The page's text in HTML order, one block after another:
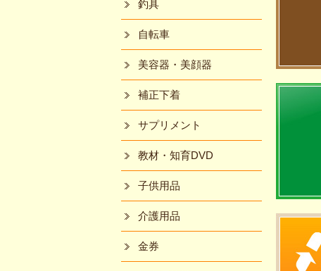
釣具
自転車
美容器・美顔器
補正下着
サプリメント
教材・知育DVD
子供用品
介護用品
金券